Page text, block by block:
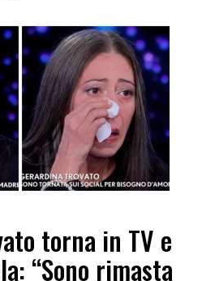
torna in TV e
“Sono rimasta